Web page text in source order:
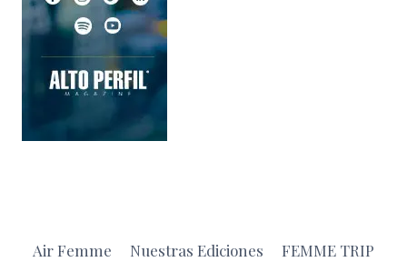
Air Femme Nuestras Ediciones
FEMME TRIP